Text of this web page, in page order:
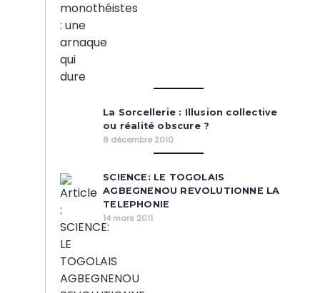
La Sorcellerie : Illusion collective
ou réalité obscure ?
8 décembre 2010
SCIENCE: LE TOGOLAIS
AGBEGNENOU REVOLUTIONNE LA
TELEPHONIE
14 mars 2011